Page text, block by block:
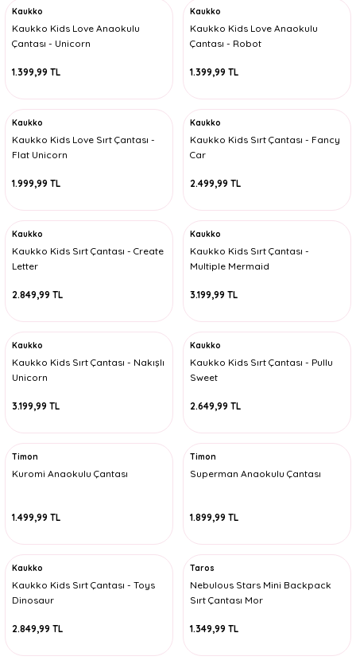
Kaukko
Kaukko Kids Love Anaokulu
Çantası - Unicorn
1.399,99 TL
Kaukko
Kaukko Kids Love Anaokulu
Çantası - Robot
1.399,99 TL
Kaukko
Kaukko Kids Love Sırt Çantası -
Flat Unicorn
1.999,99 TL
Kaukko
Kaukko Kids Sırt Çantası - Fancy
Car
2.499,99 TL
Kaukko
Kaukko Kids Sırt Çantası - Create
Letter
2.849,99 TL
Kaukko
Kaukko Kids Sırt Çantası -
Multiple Mermaid
3.199,99 TL
Kaukko
Kaukko Kids Sırt Çantası - Nakışlı
Unicorn
3.199,99 TL
Kaukko
Kaukko Kids Sırt Çantası - Pullu
Sweet
2.649,99 TL
Timon
Kuromi Anaokulu Çantası
1.499,99 TL
Timon
Superman Anaokulu Çantası
1.899,99 TL
Kaukko
Kaukko Kids Sırt Çantası - Toys
Dinosaur
2.849,99 TL
Taros
Nebulous Stars Mini Backpack
Sırt Çantası Mor
1.349,99 TL